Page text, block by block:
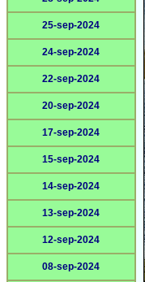
25-sep-2024
24-sep-2024
22-sep-2024
20-sep-2024
17-sep-2024
15-sep-2024
14-sep-2024
13-sep-2024
12-sep-2024
08-sep-2024